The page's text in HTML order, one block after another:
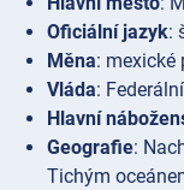
Oficiální jazyk:
Měna: mexické
Vláda:
Hlavní
Geografie:
Tichým